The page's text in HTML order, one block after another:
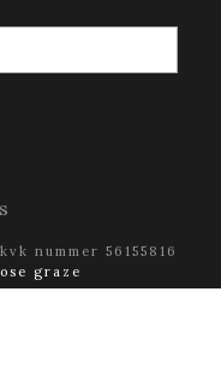
nummer 56155816
graze